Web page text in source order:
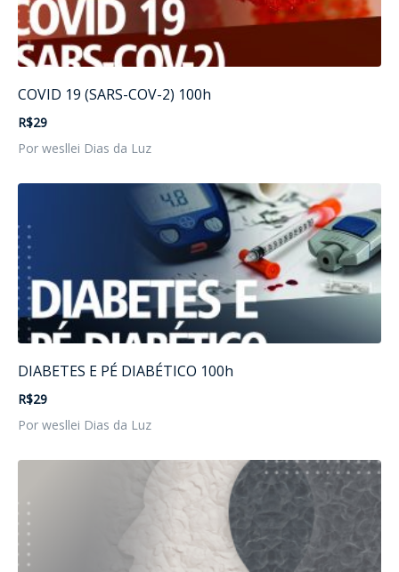
COVID 19 (SARS-COV-2) 100h
R$29
Por wesllei Dias da Luz
DIABETES E PÉ DIABÉTICO 100h
R$29
Por wesllei Dias da Luz